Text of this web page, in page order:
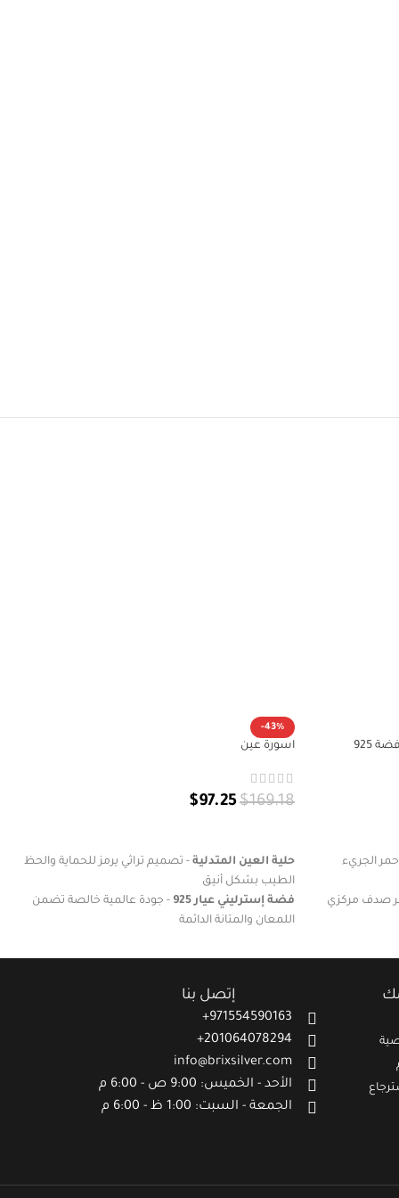
925
الأحمر الجريء
صدف مركزي
-43%
اسورة عين
$169.18
$97.25
حلية العين المتدلية - تصميم تراثي يرمز للحماية والحظ
الطيب بشكل أنيق
فضة إسترليني عيار 925
- جودة عالمية خالصة تضمن
اللمعان والمتانة الدائمة
الطمأنينة والثقة في النفس
العصرية الراقيةإتصل بنا
971554590163+
201064078294+
info@brixsilver.com
الأحد - الخميس: 9:00 ص - 6:00 م
الجمعة - السبت: 1:00 ظ - 6:00 م